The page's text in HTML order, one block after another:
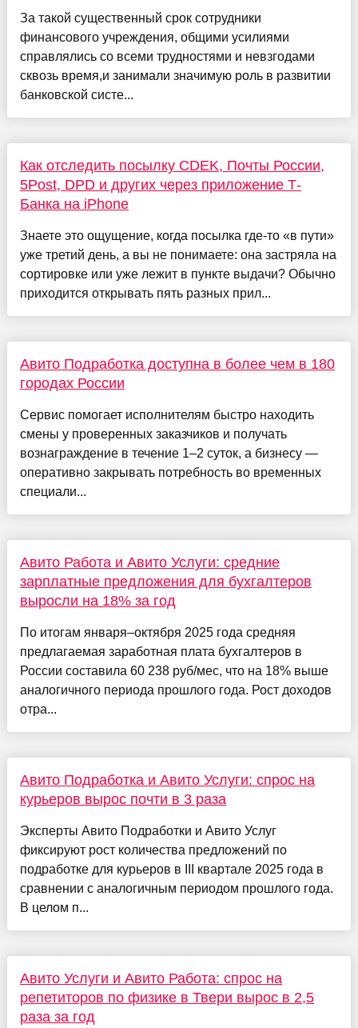
За такой существенный срок сотрудники
финансового учреждения, общими усилиями
справлялись со всеми трудностями и невзгодами
сквозь время,и занимали значимую роль в развитии
банковской систе...
Как отследить посылку CDEK, Почты России,
5Post, DPD и других через приложение Т-
Банка на iPhone
Знаете это ощущение, когда посылка где-то «в пути»
уже третий день, а вы не понимаете: она застряла на
сортировке или уже лежит в пункте выдачи? Обычно
приходится открывать пять разных прил...
Авито Подработка доступна в более чем в 180
городах России
Сервис помогает исполнителям быстро находить
смены у проверенных заказчиков и получать
вознаграждение в течение 1–2 суток, а бизнесу —
оперативно закрывать потребность во временных
специали...
Авито Работа и Авито Услуги: средние
зарплатные предложения для бухгалтеров
выросли на 18% за год
По итогам января–октября 2025 года средняя
предлагаемая заработная плата бухгалтеров в
России составила 60 238 руб/мес, что на 18% выше
аналогичного периода прошлого года. Рост доходов
отра...
Авито Подработка и Авито Услуги: спрос на
курьеров вырос почти в 3 раза
Эксперты Авито Подработки и Авито Услуг
фиксируют рост количества предложений по
подработке для курьеров в III квартале 2025 года в
сравнении с аналогичным периодом прошлого года.
В целом п...
Авито Услуги и Авито Работа: спрос на
репетиторов по физике в Твери вырос в 2,5
раза за год